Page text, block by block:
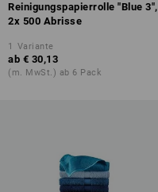
Reinigungspapierrolle "Blue 3",
2x 500 Abrisse
1 Variante
ab € 30,13
(m. MwSt.) ab 6 Pack